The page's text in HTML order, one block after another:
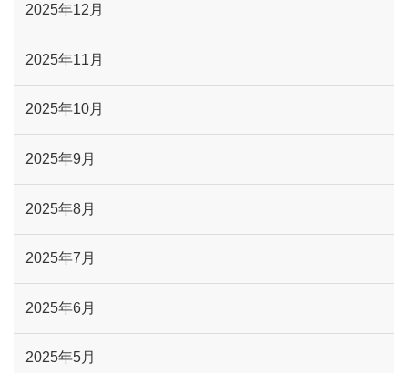
2025年12月
2025年11月
2025年10月
2025年9月
2025年8月
2025年7月
2025年6月
2025年5月